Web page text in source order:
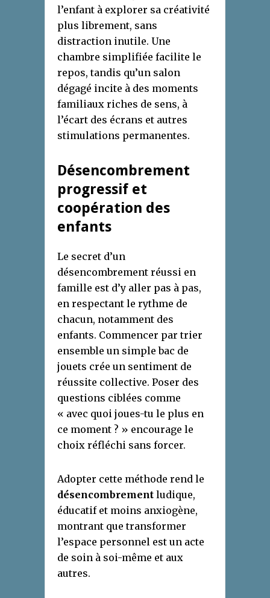
l’enfant à explorer sa créativité
plus librement, sans
distraction inutile. Une
chambre simplifiée facilite le
repos, tandis qu’un salon
dégagé incite à des moments
familiaux riches de sens, à
l’écart des écrans et autres
stimulations permanentes.
Désencombrement
progressif et
coopération des
enfants
Le secret d’un
désencombrement réussi en
famille est d’y aller pas à pas,
en respectant le rythme de
chacun, notamment des
enfants. Commencer par trier
ensemble un simple bac de
jouets crée un sentiment de
réussite collective. Poser des
questions ciblées comme
« avec quoi joues-tu le plus en
ce moment ? » encourage le
choix réfléchi sans forcer.
Adopter cette méthode rend le
désencombrement ludique,
éducatif et moins anxiogène,
montrant que transformer
l’espace personnel est un acte
de soin à soi-même et aux
autres.